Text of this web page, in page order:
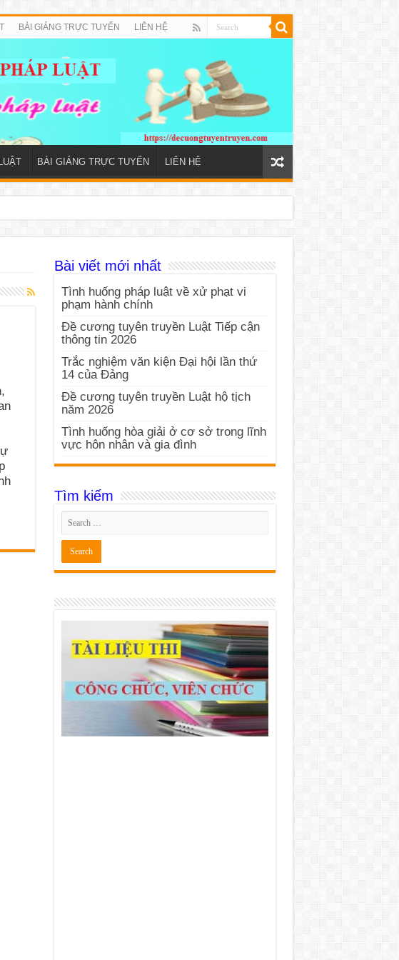
BÀI GIẢNG TRỰC TUYẾN LIÊN HỆ
BÀI GIẢNG TRỰC TUYẾN LIÊN HỆ
Bài viết mới nhất
Tình huống pháp luật về xử phạt vi
phạm hành chính
Đề cương tuyên truyền Luật Tiếp cận
thông tin 2026
Trắc nghiệm văn kiện Đại hội lần thứ
14 của Đảng
Đề cương tuyên truyền Luật hộ tịch
năm 2026
Tình huống hòa giải ở cơ sở trong lĩnh
vực hôn nhân và gia đình
Tìm kiếm